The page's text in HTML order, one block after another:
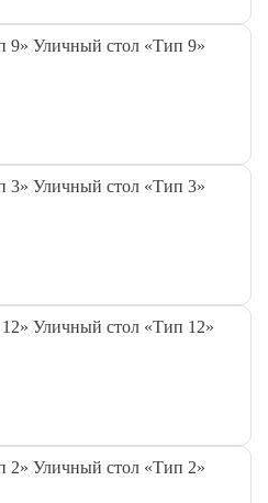
Уличный стол «Тип 9»
Уличный стол «Тип 3»
Уличный стол «Тип 12»
Уличный стол «Тип 2»